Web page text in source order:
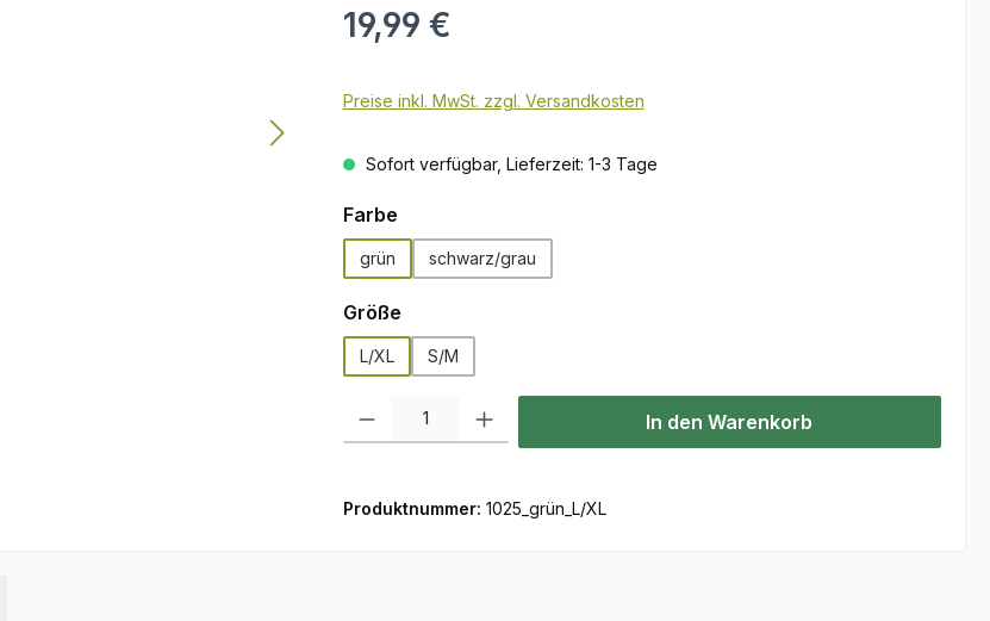
Regulärer Preis:
19,99 €
Preise inkl. MwSt. zzgl. Versandkosten
Sofort verfügbar, Lieferzeit: 1-3 Tage
Farbeauswählen
grün schwarz/grau
Größeauswählen
L/XL S/M
Produkt Anzahl: Gib den gewünschten Wert ein oder benutze die Schaltflächen
In den Warenkorb
Produktnummer: 1025_grün_L/XL